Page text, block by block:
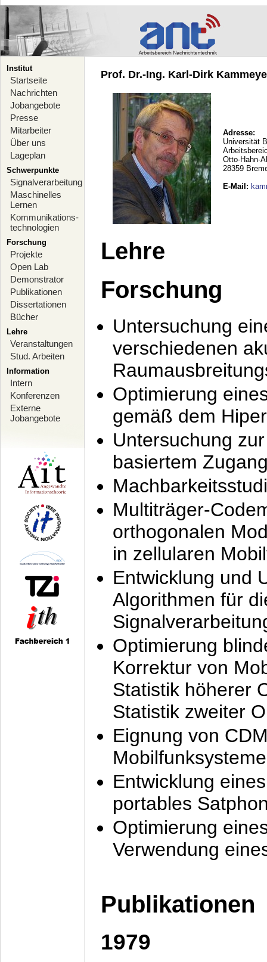
Institut
Startseite
Nachrichten
Jobangebote
Presse
Mitarbeiter
Über uns
Lageplan
Schwerpunkte
Signalverarbeitung
Maschinelles
Lernen
Kommunikations-
technologien
Forschung
Projekte
Open Lab
Demonstrator
Publikationen
Dissertationen
Bücher
Lehre
Veranstaltungen
Stud. Arbeiten
Information
Intern
Konferenzen
Externe
Jobangebote
Prof. Dr.-Ing. Karl-Dirk
Adresse:
Universität
Otto-Hahn-
28359
E-Mail :
Lehre
Forschung
Untersuchung
verschiedenen
Optimierung
gemäß dem
Untersuchung
basiertem
Multiträger-
orthogonalen
in zellularen
Entwicklung und
Algorithmen für
Optimierung
Korrektur von
Statistik höherer
Statistik zweiter
Eignung von
Mobilfunksysteme
Entwicklung
portables
Optimierung
Verwendung
Publikationen
1979